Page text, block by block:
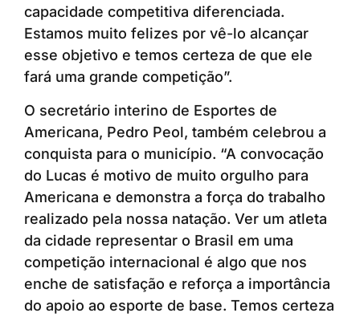
capacidade competitiva diferenciada.
Estamos muito felizes por vê-lo alcançar
esse objetivo e temos certeza de que ele
fará uma grande competição”.
O secretário interino de Esportes de
Americana, Pedro Peol, também celebrou a
conquista para o município. “A convocação
do Lucas é motivo de muito orgulho para
Americana e demonstra a força do trabalho
realizado pela nossa natação. Ver um atleta
da cidade representar o Brasil em uma
competição internacional é algo que nos
enche de satisfação e reforça a importância
do apoio ao esporte de base. Temos certeza